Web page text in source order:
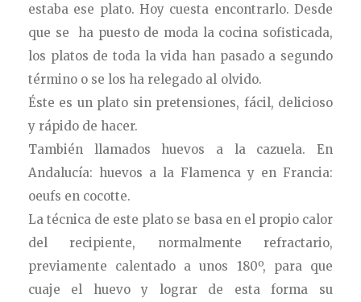
estaba ese plato. Hoy cuesta encontrarlo. Desde
que se ha puesto de moda la cocina sofisticada,
los platos de toda la vida han pasado a segundo
término o se los ha relegado al olvido.
Éste es un plato sin pretensiones, fácil, delicioso
y rápido de hacer.
También llamados huevos a la cazuela. En
Andalucía: huevos a la Flamenca y en Francia:
oeufs en cocotte.
La técnica de este plato se basa en el propio calor
del recipiente, normalmente refractario,
previamente calentado a unos 180º, para que
cuaje el huevo y lograr de esta forma su